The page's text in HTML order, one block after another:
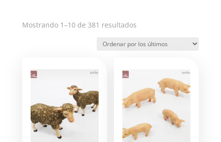
Mostrando 1–10 de 381 resultadosOrdenado
los